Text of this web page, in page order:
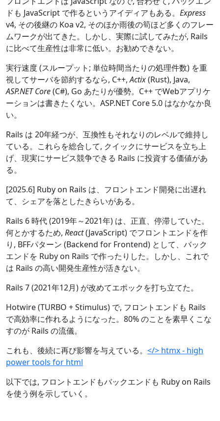
ドも JavaScript で作るというアイディアもある。 Express
v4, その後継の Koa v2, そのほか雨後の筍ほど多くのフレー
ムワークが出てきた。しかし、実際に試してみたが, Rails
に比べて生産性は非常に低い。お勧めできない。
実行速度 (スループット; 単位時間当たりの処理件数) を重
視してサーバを節約するなら, C++,Actix(Rust), Java,
ASP.NET Core(C#), Go あたりが優勢。C++ でWebアプリケ
ーションは書きたくない。ASP.NET Core 5.0 はなかなか良
い。
Rails は 20年経つが、互換性もそれなりのレベルで維持し
ている。これらを総合して, クイックにサービスを立ち上
げ、現実にサービス競争できる Rails に投資する価値があ
る。
[2025.6] Ruby on Rails は、フロントエンド開発に出遅れ
て、シェアを落としたきらいがある。
Rails 6 時代 (2019年～2021年) は、正直、停滞していた。
何とかするため, React(JavaScript) でフロントエンドを作
り, BFFパターン (Backend for Frontend) として、バック
エンドを Ruby on Rails で作ったりした。しかし、これで
は Rails の高い開発生産性が活きない。
Rails 7 (2021年12月) が改めてエポックを打ち立てた。
Hotwire (TURBO + Stimulus) で, フロントエンドも Rails
で高効率に作れるようになった。80% のことを素早くこな
すのが Rails の流儀。
これも、後続に再び影響を与えている。 </> htmx - high
power tools for html
以下では, フロントエンドもバックエンドも Ruby on Rails
を使う例を示していく。